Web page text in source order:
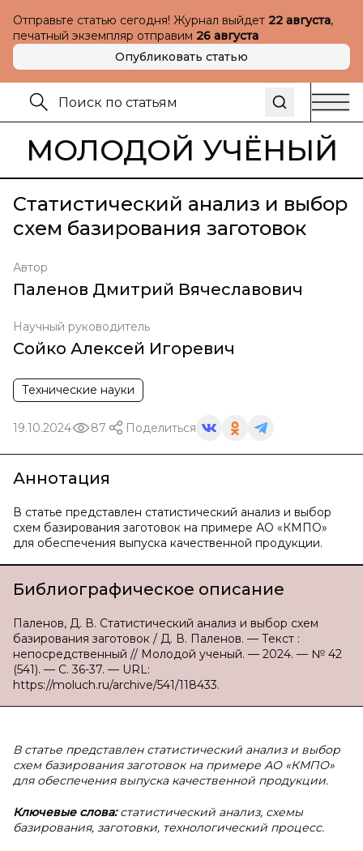
Отправьте статью сегодня! Журнал выйдет 22 августа,
печатный экземпляр отправим 26 августа
Опубликовать статью
МОЛОДОЙ УЧЁНЫЙ
Статистический анализ и выбор
схем базирования заготовок
Автор
Паленов Дмитрий Вячеславович
Научный руководитель
Сойко Алексей Игоревич
Технические науки
19.10.2024 87 Поделиться
Аннотация
В статье представлен статистический анализ и выбор
схем базирования заготовок на примере АО «КМПО»
для обеспечения выпуска качественной продукции.
Библиографическое описание
Паленов, Д. В. Статистический анализ и выбор схем
базирования заготовок / Д. В. Паленов. — Текст :
непосредственный // Молодой ученый. — 2024. — № 42
(541). — С. 36-37. — URL:
https://moluch.ru/archive/541/118433.
В статье представлен статистический анализ и выбор
схем базирования заготовок на примере АО «КМПО»
для обеспечения выпуска качественной продукции.
Ключевые слова:статистический анализ, схемы
базирования, заготовки, технологический процесс.